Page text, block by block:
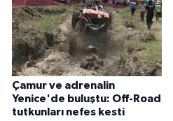
Çamur ve adrenalin
Yenice'de buluştu: Off-Road
tutkunları nefes kesti